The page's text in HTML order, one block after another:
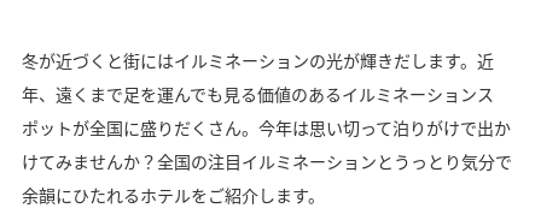
冬が近づくと街にはイルミネーションの光が輝きだします。近
年、遠くまで足を運んでも見る価値のあるイルミネーションス
ポットが全国に盛りだくさん。今年は思い切って泊りがけで出か
けてみませんか？全国の注目イルミネーションとうっとり気分で
余韻にひたれるホテルをご紹介します。